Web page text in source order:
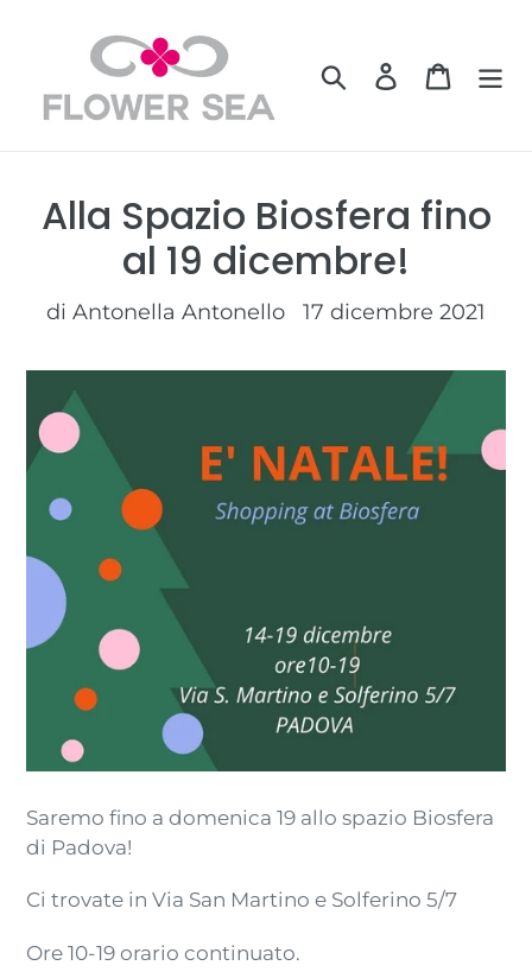
direttamente
contenuti
Cerca Accedi Carrello
Alla Spazio Biosfera fino
al 19 dicembre!
di Antonella Antonello 17 dicembre 2021
Saremo fino a domenica 19 allo spazio Biosfera
di Padova!
Ci trovate in Via San Martino e Solferino 5/7
Ore 10-19 orario continuato.